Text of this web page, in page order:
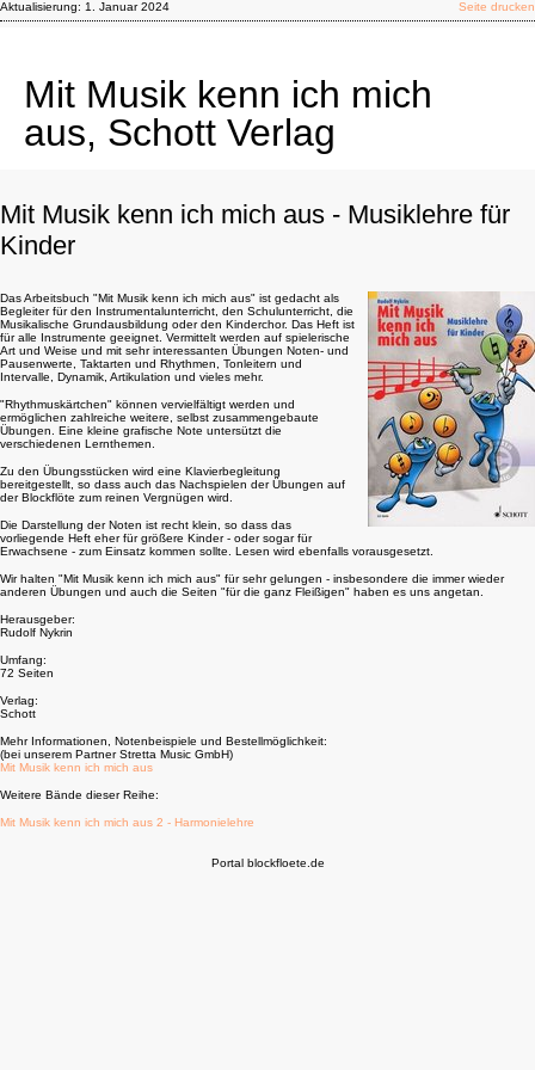
Aktualisierung: 1. Januar 2024 Seite drucken
Mit Musik kenn ich mich
aus, Schott Verlag
Mit Musik kenn ich mich aus - Musiklehre für
Kinder
Das Arbeitsbuch "Mit Musik kenn ich mich aus" ist gedacht als
Begleiter für den Instrumentalunterricht, den Schulunterricht, die
Musikalische Grundausbildung oder den Kinderchor. Das Heft ist
für alle Instrumente geeignet. Vermittelt werden auf spielerische
Art und Weise und mit sehr interessanten Übungen Noten- und
Pausenwerte, Taktarten und Rhythmen, Tonleitern und
Intervalle, Dynamik, Artikulation und vieles mehr.
"Rhythmuskärtchen" können vervielfältigt werden und
ermöglichen zahlreiche weitere, selbst zusammengebaute
Übungen. Eine kleine grafische Note untersützt die
verschiedenen Lernthemen.
Zu den Übungsstücken wird eine Klavierbegleitung
bereitgestellt, so dass auch das Nachspielen der Übungen auf
der Blockflöte zum reinen Vergnügen wird.
Die Darstellung der Noten ist recht klein, so dass das
vorliegende Heft eher für größere Kinder - oder sogar für
Erwachsene - zum Einsatz kommen sollte. Lesen wird ebenfalls vorausgesetzt.
Wir halten "Mit Musik kenn ich mich aus" für sehr gelungen - insbesondere die immer wieder
anderen Übungen und auch die Seiten "für die ganz Fleißigen" haben es uns angetan.
Herausgeber:
Rudolf Nykrin
Umfang:
72 Seiten
Verlag:
Schott
Mehr Informationen, Notenbeispiele und Bestellmöglichkeit:
(bei unserem Partner Stretta Music GmbH)
Mit Musik kenn ich mich aus
Weitere Bände dieser Reihe:
Mit Musik kenn ich mich aus 2 - Harmonielehre
Portal blockfloete.de